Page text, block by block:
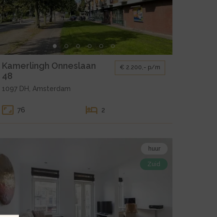
Kamerlingh Onneslaan
48
1097 DH, Amsterdam
€ 2.200,- p/m
76 2
huur
Zuid